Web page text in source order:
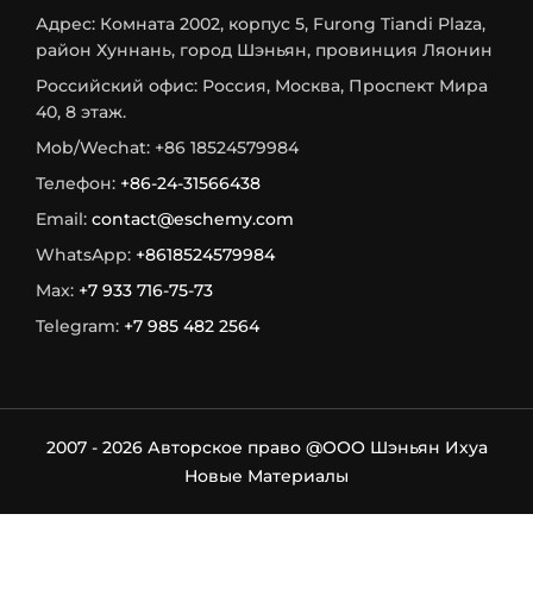
Адрес: Комната 2002, корпус 5, Furong Tiandi Plaza,
район Хуннань, город Шэньян, провинция Ляонин
Российский офис: Россия, Москва, Проспект Мира
40, 8 этаж.
Mob/Wechat: +86 18524579984
Телефон: +86-24-31566438
Email: contact@eschemy.com
WhatsApp: +8618524579984
Max: +7 933 716-75-73
Telegram: +7 985 482 2564
2007 - 2026 Авторское право @ООО Шэньян Ихуа
Новые Материалы